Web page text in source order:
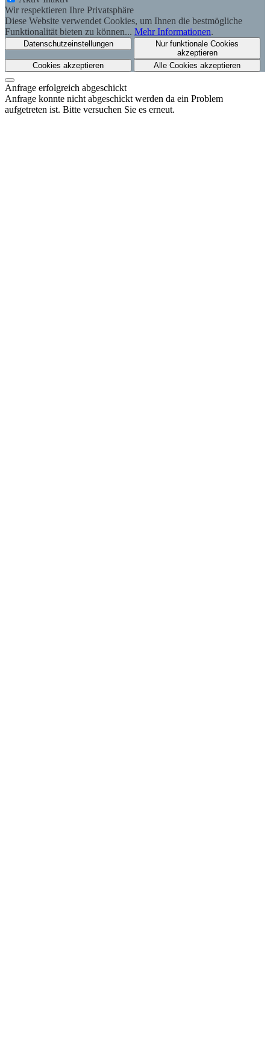
Wir respektieren Ihre Privatsphäre
Diese Website verwendet Cookies, um Ihnen die bestmögliche
Funktionalität bieten zu können... Mehr Informationen.
Datenschutzeinstellungen
Nur funktionale Cookies
akzeptieren
Cookies akzeptieren
Alle Cookies akzeptieren
Anfrage erfolgreich abgeschickt
Anfrage konnte nicht abgeschickt werden da ein Problem
aufgetreten ist. Bitte versuchen Sie es erneut.